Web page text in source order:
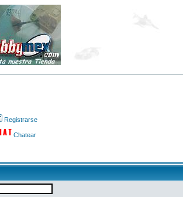
Registrarse
Chatear